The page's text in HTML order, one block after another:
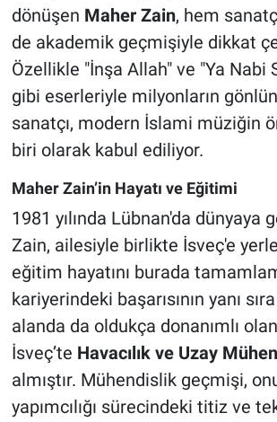
dönüşen Maher Zain, hem
de akademik geçmişiyle dikkat
Özellikle "İnşa Allah" ve "Ya Nabi
gibi eserleriyle milyonların
sanatçı, modern İslami müziğin
biri olarak kabul ediliyor.
Maher Zain’in Hayatı ve Eğitimi
1981 yılında Lübnan'da dünyaya
Zain, ailesiyle birlikte İsveç'e
eğitim hayatını burada
kariyerindeki başarısının yanı
alanda da oldukça donanımlı
İsveç’te Havacılık ve Uzay
almıştır. Mühendislik geçmişi,
yapımcılığı sürecindeki titiz ve